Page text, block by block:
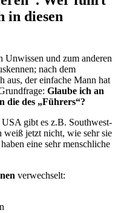
in diesen
Unwissen und zum anderen
nach dem
aus, der einfache Mann hat
Glaube ich an
die des „Führers“?
gibt es z.B. Southwest-
weiß jetzt nicht, wie sehr sie
eine sehr menschliche
verwechselt: